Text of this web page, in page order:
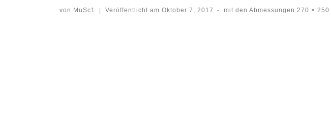
von MuSc1 Veröffentlicht am Oktober 7, 2017 - mit den Abmessungen 270 × 250